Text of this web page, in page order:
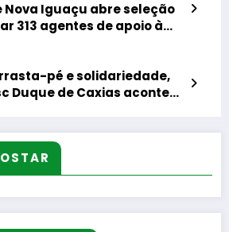
Nova Iguaçu abre seleção
313 agentes de apoio à
pé e solidariedade,
Duque de Caxias acontece